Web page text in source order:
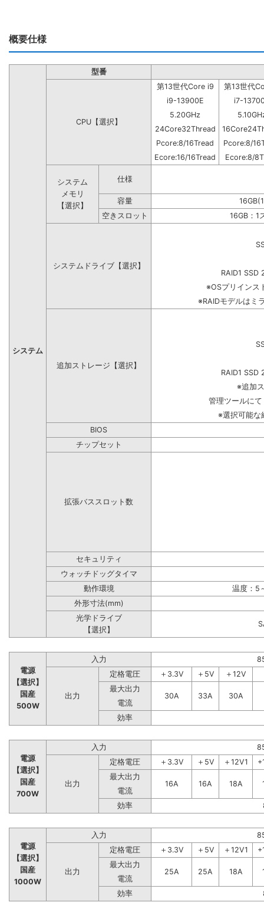
概要仕様
システム
型番
CPU【選択】
第13世代Core i9
第13世代
i9-13900E
i7-
5.20GHz
24Core32Thread
Pcore:8/16Tread
Pcore:8/
Ecore:16/16Tread
Ecore:8/
システム
メモリ
【選択】
仕様
容量
空きスロット
16GB：1
システムドライブ【選択】
RAID1 SSD
※OSプリインス
※RAIDモデルはミ
追加ストレージ【選択】
RAID1 SSD
※追加
管理ツールに
※選択可能な
BIOS
チップセット
拡張バススロット数
セキュリティ
ウォッチドッグタイマ
動作環境
温度：5
外形寸法(mm)
光学ドライブ
【選択】
電源
【選択】
国産
500W
入力
出力
定格電圧 ＋3.3V ＋5V
＋12V
最大出力
30A
33A
30A
電流
効率
電源
【選択】
国産
700W
入力
出力
定格電圧 ＋3.3V ＋5V ＋12V1
最大出力
16A
16A 18A
電流
効率
電源
【選択】
国産
1000W
入力
出力
定格電圧 ＋3.3V ＋5V ＋12V1
最大出力
25A
25A 18A
電流
効率